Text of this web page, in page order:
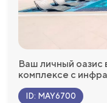
Ваш личный оазис
комплексе с
ID: MAY6700